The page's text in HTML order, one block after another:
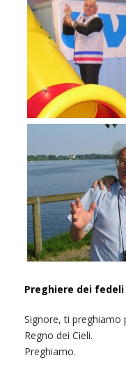
Preghiere dei fedeli
Signore, ti preghiamo
Regno dei Cieli.
Preghiamo.